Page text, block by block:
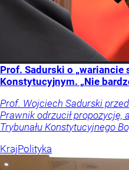
Prof. Sadurski o „wariancie
Konstytucyjnym. „Nie
Prof. Wojciech Sadurski
Prawnik odrzucił propozycję,
Trybunału Konstytucyjnego
KrajPolityka